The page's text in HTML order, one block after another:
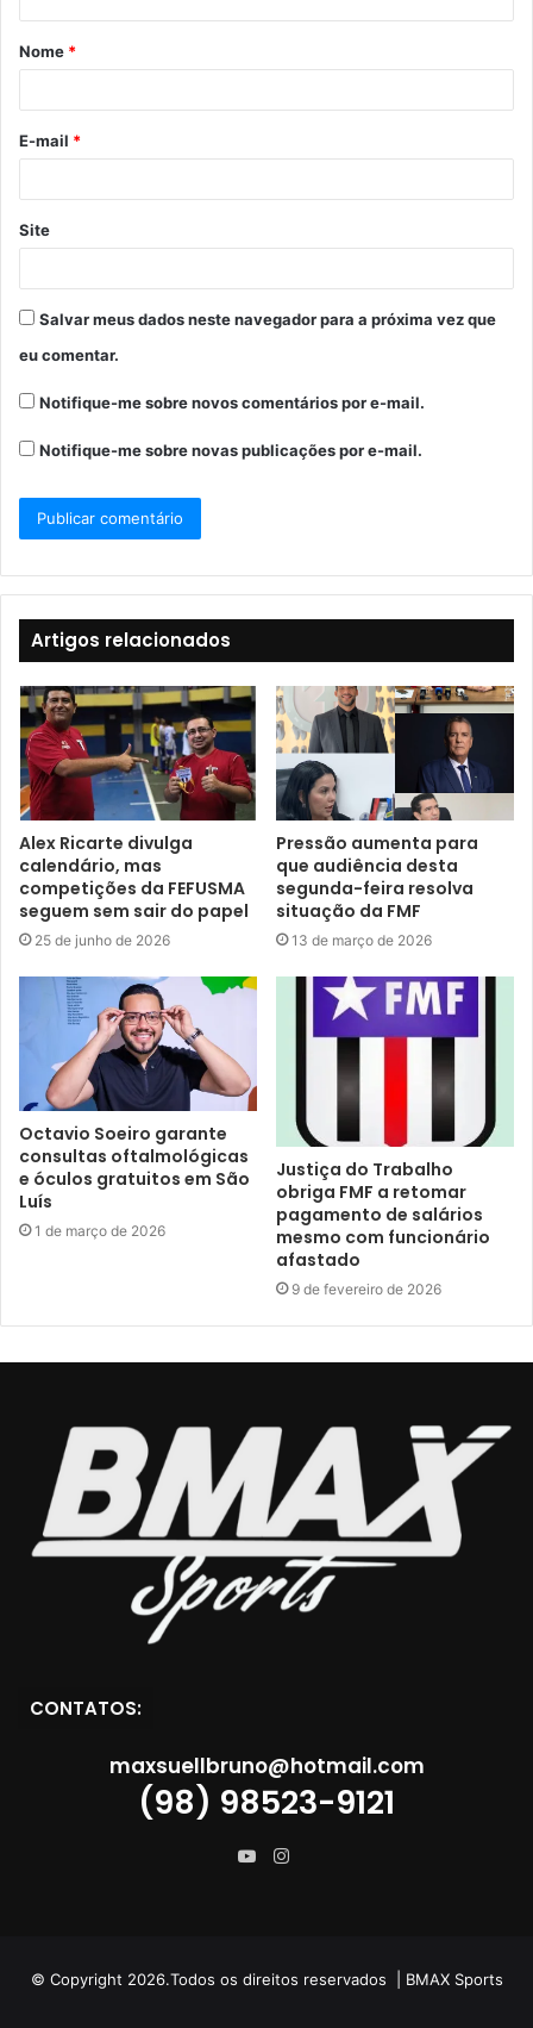
á
r
*
Nome *
E-mail *
Site
Salvar meus dados neste navegador para a próxima vez que
eu comentar.
Notifique-me sobre novos comentários por e-mail.
Notifique-me sobre novas publicações por e-mail.
Artigos relacionados
Alex Ricarte divulga
calendário, mas
competições da FEFUSMA
seguem sem sair do papel
25 de junho de 2026
Pressão aumenta para
que audiência desta
segunda-feira resolva
situação da FMF
13 de março de 2026
Octavio Soeiro garante
consultas oftalmológicas
e óculos gratuitos em São
Luís
1 de março de 2026
Justiça do Trabalho
obriga FMF a retomar
pagamento de salários
mesmo com funcionário
afastado
9 de fevereiro de 2026
CONTATOS:
maxsuellbruno@hotmail.com
(98) 98523-9121
Instagram
© Copyright 2026.Todos os direitos reservados | BMAX Sports